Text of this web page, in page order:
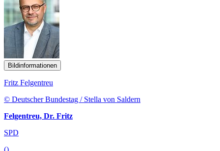
Bildinformationen
Fritz Felgentreu
© Deutscher Bundestag / Stella von Saldern
Felgentreu, Dr. Fritz
SPD
()